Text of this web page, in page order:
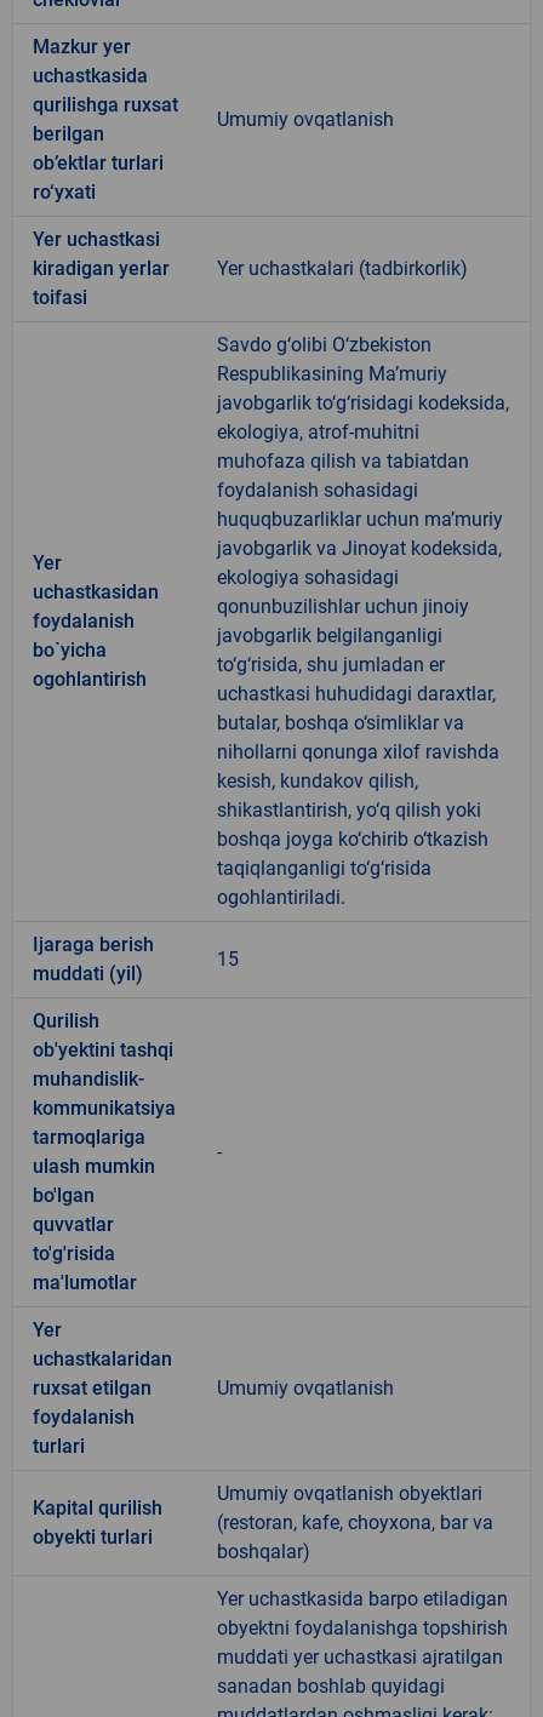
Mazkur yer
uchastkasida
qurilishga ruxsat
berilgan
ob’ektlar turlari
ro‘yxati
Umumiy ovqatlanish
Yer uchastkasi
kiradigan yerlar
toifasi
Yer uchastkalari (tadbirkorlik)
Yer
uchastkasidan
foydalanish
bo`yicha
ogohlantirish
Savdo g‘olibi O‘zbekiston
Respublikasining Ma’muriy
javobgarlik to‘g‘risidagi kodeksida,
ekologiya, atrof-muhitni
muhofaza qilish va tabiatdan
foydalanish sohasidagi
huquqbuzarliklar uchun ma’muriy
javobgarlik va Jinoyat kodeksida,
ekologiya sohasidagi
qonunbuzilishlar uchun jinoiy
javobgarlik belgilanganligi
to‘g‘risida, shu jumladan er
uchastkasi huhudidagi daraxtlar,
butalar, boshqa o‘simliklar va
nihollarni qonunga xilof ravishda
kesish, kundakov qilish,
shikastlantirish, yo‘q qilish yoki
boshqa joyga ko‘chirib o‘tkazish
taqiqlanganligi to‘g‘risida
ogohlantiriladi.
Ijaraga berish
muddati (yil)
15
Qurilish
ob'yektini tashqi
muhandislik-
kommunikatsiya
tarmoqlariga
ulash mumkin
bo'lgan
quvvatlar
to'g'risida
ma'lumotlar
-
Yer
uchastkalaridan
ruxsat etilgan
foydalanish
turlari
Umumiy ovqatlanish
Kapital qurilish
obyekti turlari
Umumiy ovqatlanish obyektlari
(restoran, kafe, choyxona, bar va
boshqalar)
Yer uchastkasida barpo etiladigan
obyektni foydalanishga topshirish
muddati yer uchastkasi ajratilgan
sanadan boshlab quyidagi